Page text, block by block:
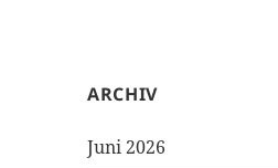
ARCHIV
Juni 2026